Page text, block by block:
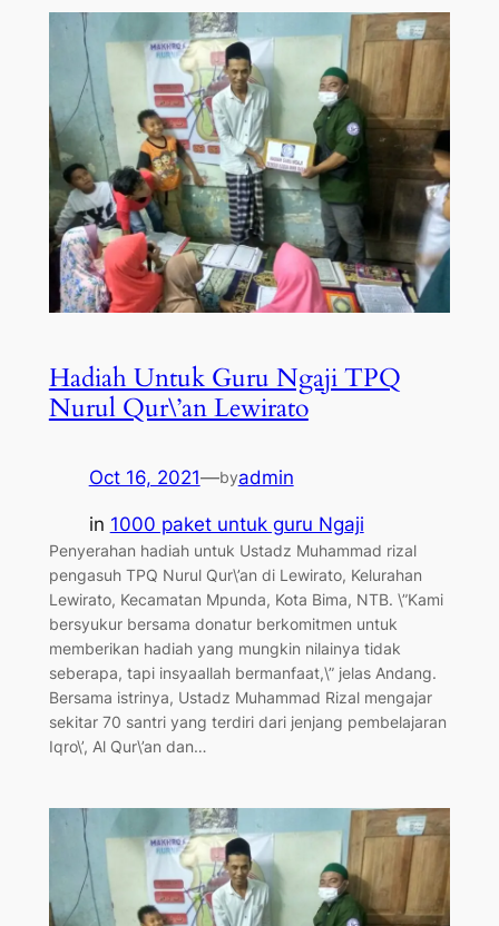
Hadiah Untuk Guru Ngaji TPQ
Nurul Qur\’an Lewirato
Oct 16, 2021—byadmin
in 1000 paket untuk guru Ngaji
Penyerahan hadiah untuk Ustadz Muhammad rizal
pengasuh TPQ Nurul Qur\’an di Lewirato, Kelurahan
Lewirato, Kecamatan Mpunda, Kota Bima, NTB. \”Kami
bersyukur bersama donatur berkomitmen untuk
memberikan hadiah yang mungkin nilainya tidak
seberapa, tapi insyaallah bermanfaat,\” jelas Andang.
Bersama istrinya, Ustadz Muhammad Rizal mengajar
sekitar 70 santri yang terdiri dari jenjang pembelajaran
Iqro\’, Al Qur\’an dan…